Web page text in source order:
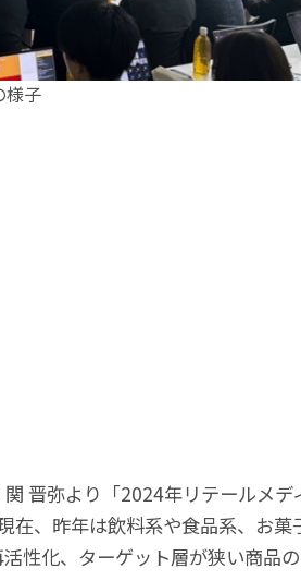
様子
晋弥より「2024年リテールメデ
在、昨年は飲料系や食品系、お
性化、ターゲット層が狭い商品